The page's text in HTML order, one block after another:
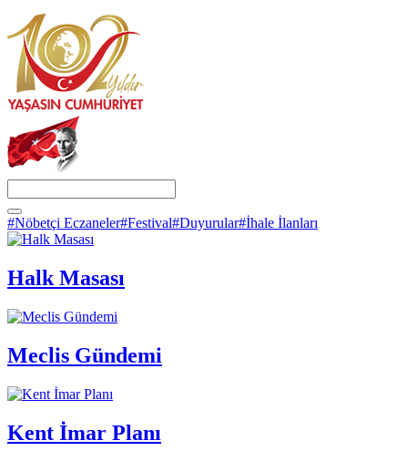
#Nöbetçi Eczaneler#Festival#Duyurular#İhale İlanları
Halk Masası
Meclis Gündemi
Kent İmar Planı